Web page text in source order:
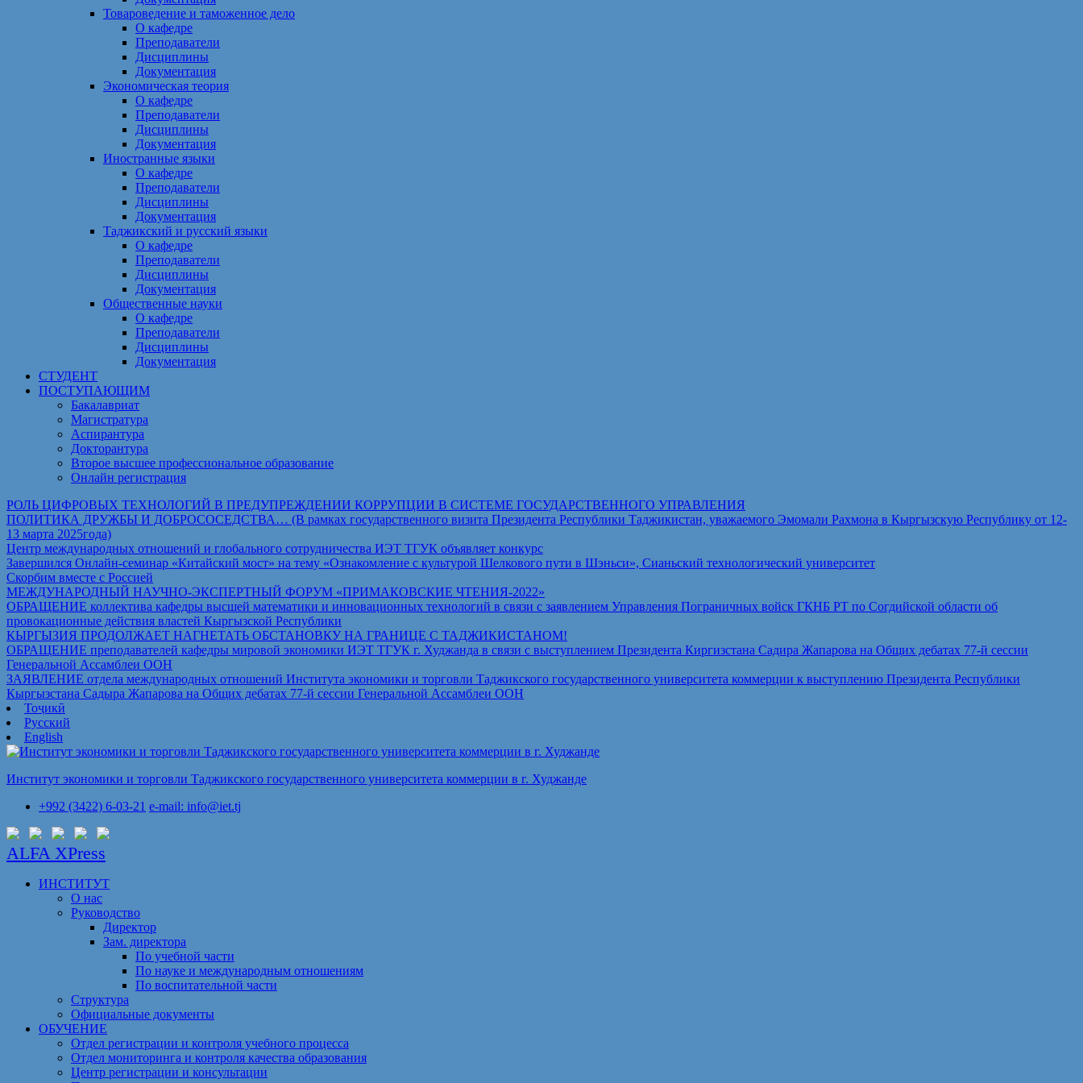
Товароведение и таможенное дело
О кафедре
Преподаватели
Дисциплины
Документация
Экономическая теория
О кафедре
Преподаватели
Дисциплины
Документация
Иностранные языки
О кафедре
Преподаватели
Дисциплины
Документация
Таджикский и русский языки
О кафедре
Преподаватели
Дисциплины
Документация
Общественные науки
О кафедре
Преподаватели
Дисциплины
Документация
СТУДЕНТ
ПОСТУПАЮЩИМ
Бакалавриат
Магистратура
Аспирантура
Докторантура
Второе высшее профессиональное образование
Онлайн регистрация
РОЛЬ ЦИФРОВЫХ ТЕХНОЛОГИЙ В ПРЕДУПРЕЖДЕНИИ КОРРУПЦИИ В СИСТЕМЕ ГОСУДАРСТВЕННОГО УПРАВЛЕНИЯ
ПОЛИТИКА ДРУЖБЫ И ДОБРОСОСЕДСТВА… (В рамках государственного визита Президента Республики Таджикистан, уважаемого Эмомали Рахмона в Кыргызскую Республику от 12-
13 марта 2025года)
Центр международных отношений и глобального сотрудничества ИЭТ ТГУК объявляет конкурс
Завершился Онлайн-семинар «Китайский мост» на тему «Ознакомление с культурой Шелкового пути в Шэньси», Сианьский технологический университет
Скорбим вместе с Россией
МЕЖДУНАРОДНЫЙ НАУЧНО-ЭКСПЕРТНЫЙ ФОРУМ «ПРИМАКОВСКИЕ ЧТЕНИЯ-2022»
ОБРАЩЕНИЕ коллектива кафедры высшей математики и инновационных технологий в связи с заявлением Управления Пограничных войск ГКНБ РТ по Согдийской области об
провокационные действия властей Кыргызской Республики
КЫРГЫЗИЯ ПРОДОЛЖАЕТ НАГНЕТАТЬ ОБСТАНОВКУ НА ГРАНИЦЕ С ТАДЖИКИСТАНОМ!
ОБРАЩЕНИЕ преподавателей кафедры мировой экономики ИЭТ ТГУК г. Худжанда в связи с выступлением Президента Киргизстана Садира Жапарова на Общих дебатах 77-й сессии
Генеральной Ассамблеи ООН
ЗАЯВЛЕНИЕ отдела международных отношений Института экономики и торговли Таджикского государственного университета коммерции к выступлению Президента Республики
Кыргызстана Садыра Жапарова на Общих дебатах 77-й сессии Генеральной Ассамблеи ООН
Тоҷикӣ
Русский
English
Институт экономики и торговли Таджикского государственного университета коммерции в г. Худжанде
+992 (3422) 6-03-21 e-mail: info@iet.tj
ALFA XPress
ИНСТИТУТ
О нас
Руководство
Директор
Зам. директора
По учебной части
По науке и международным отношениям
По воспитательной части
Структура
Официальные документы
ОБУЧЕНИЕ
Отдел регистрации и контроля учебного процесса
Отдел мониторинга и контроля качества образования
Центр регистрации и консультации